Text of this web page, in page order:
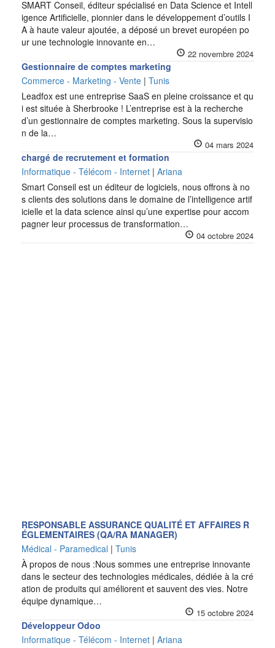
SMART Conseil, éditeur spécialisé en Data Science et Intell
igence Artificielle, pionnier dans le développement d’outils I
A à haute valeur ajoutée, a déposé un brevet européen po
ur une technologie innovante en…
22 novembre 2024
Gestionnaire de comptes marketing
Commerce - Marketing - Vente | Tunis
Leadfox est une entreprise SaaS en pleine croissance et qu
i est située à Sherbrooke ! L’entreprise est à la recherche
d’un gestionnaire de comptes marketing. Sous la supervisio
n de la…
04 mars 2024
chargé de recrutement et formation
Informatique - Télécom - Internet | Ariana
Smart Conseil est un éditeur de logiciels, nous offrons à no
s clients des solutions dans le domaine de l’intelligence artif
icielle et la data science ainsi qu’une expertise pour accom
pagner leur processus de transformation…
04 octobre 2024
RESPONSABLE ASSURANCE QUALITÉ ET AFFAIRES R
ÉGLEMENTAIRES (QA/RA MANAGER)
Médical - Paramedical | Tunis
À propos de nous :Nous sommes une entreprise innovante
dans le secteur des technologies médicales, dédiée à la cré
ation de produits qui améliorent et sauvent des vies. Notre
équipe dynamique…
15 octobre 2024
Développeur Odoo
Informatique - Télécom - Internet | Ariana